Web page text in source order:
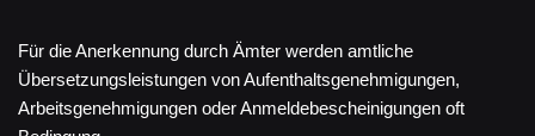
Für die Anerkennung durch Ämter werden amtliche
Übersetzungsleistungen von Aufenthaltsgenehmigungen,
Arbeitsgenehmigungen oder Anmeldebescheinigungen oft